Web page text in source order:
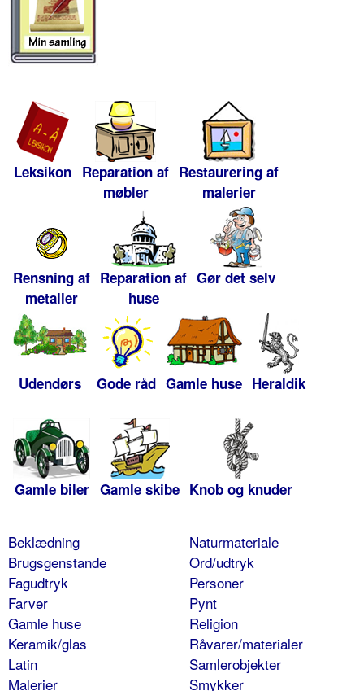
Leksikon Reparation af
møbler
Restaurering af
malerier
Rensning af
metaller
Reparation af
huse
Gør det selv
Udendørs Gode råd Gamle huse Heraldik
Gamle biler Gamle skibe Knob og knuder
Beklædning
Brugsgenstande
Fagudtryk
Farver
Gamle huse
Keramik/glas
Latin
Malerier
Naturmateriale
Ord/udtryk
Personer
Pynt
Religion
Råvarer/materialer
Samlerobjekter
Smykker